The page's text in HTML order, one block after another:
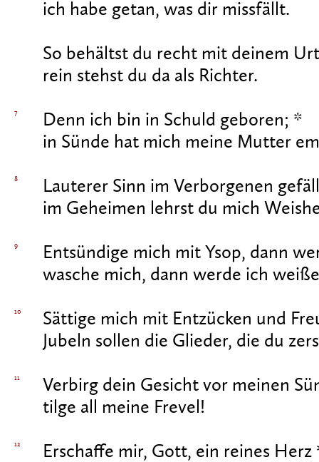
ich habe getan, was dir missfällt.
So behältst du recht mit deinem
rein stehst du da als Richter.
7
Denn ich bin in Schuld geboren; *
in Sünde hat mich meine Mutter
8
Lauterer Sinn im Verborgenen
im Geheimen lehrst du mich
9
Entsündige mich mit Ysop, dann
wasche mich, dann werde ich
10
Sättige mich mit Entzücken und
Jubeln sollen die Glieder, die du
11
Verbirg dein Gesicht vor meinen
tilge all meine Frevel!
12
Erschaffe mir, Gott, ein reines Herz